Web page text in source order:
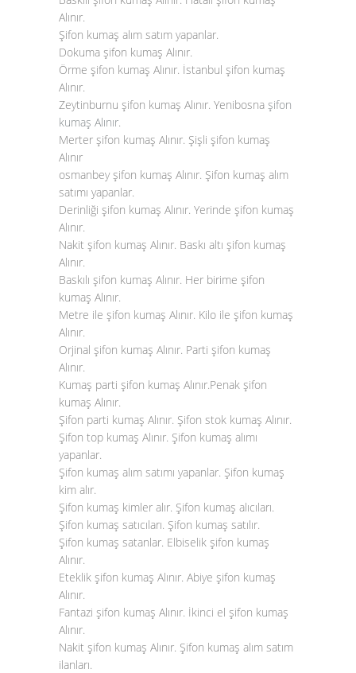
Alınır.
Şifon kumaş alım satım yapanlar.
Dokuma şifon kumaş Alınır.
Örme şifon kumaş Alınır. İstanbul şifon kumaş
Alınır.
Zeytinburnu şifon kumaş Alınır. Yenibosna şifon
kumaş Alınır.
Merter şifon kumaş Alınır. Şişli şifon kumaş
Alınır
osmanbey şifon kumaş Alınır. Şifon kumaş alım
satımı yapanlar.
Derinliği şifon kumaş Alınır. Yerinde şifon kumaş
Alınır.
Nakit şifon kumaş Alınır. Baskı altı şifon kumaş
Alınır.
Baskılı şifon kumaş Alınır. Her birime şifon
kumaş Alınır.
Metre ile şifon kumaş Alınır. Kilo ile şifon kumaş
Alınır.
Orjinal şifon kumaş Alınır. Parti şifon kumaş
Alınır.
Kumaş parti şifon kumaş Alınır.Penak şifon
kumaş Alınır.
Şifon parti kumaş Alınır. Şifon stok kumaş Alınır.
Şifon top kumaş Alınır. Şifon kumaş alımı
yapanlar.
Şifon kumaş alım satımı yapanlar. Şifon kumaş
kim alır.
Şifon kumaş kimler alır. Şifon kumaş alıcıları.
Şifon kumaş satıcıları. Şifon kumaş satılır.
Şifon kumaş satanlar. Elbiselik şifon kumaş
Alınır.
Eteklik şifon kumaş Alınır. Abiye şifon kumaş
Alınır.
Fantazi şifon kumaş Alınır. İkinci el şifon kumaş
Alınır.
Nakit şifon kumaş Alınır. Şifon kumaş alım satım
ilanları.